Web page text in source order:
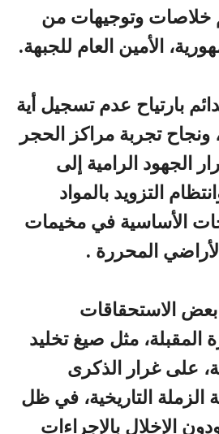
خلاصات وتوجيهات من
الأمين العام للجبهة.
بارتياح عدم تسجيل أية
ونجاح تجربة مراكز الحجر
الجهود الرامية إلى
التزويد بالمواد
الأساسية في مخيمات
المحررة .
بعض الاستحقاقات
المقبلة، مثل صيغ تخليد
على غرار الذكرى
الزملة التاريخية، في ظل
الإخلال بالإجراءات